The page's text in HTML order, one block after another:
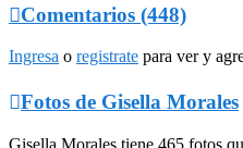
Comentarios (448)
Ingresa o registrate para ver y
Fotos de Gisella Morales
Gisella Morales tiene 465 fotos